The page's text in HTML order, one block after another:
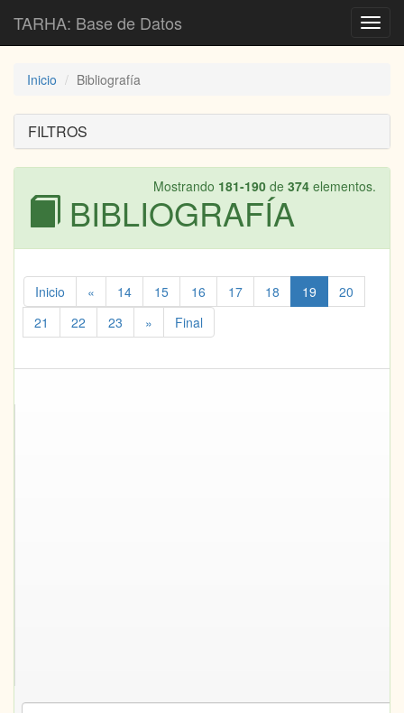
TARHA: Base de Datos
Inicio Bibliografía
FILTROS
Mostrando 181-190 de 374 elementos.
BIBLIOGRAFÍA
Inicio « 14 15 16 17 18 19
20
21
22 23 » Final